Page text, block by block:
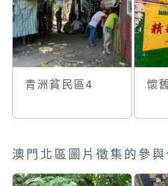
青洲貧民區4 懷
澳門北區圖片徵集的參